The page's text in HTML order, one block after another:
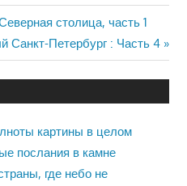
столица, часть 1
Санкт-Петербург : Часть 4
картины в целом
послания в камне
где небо не